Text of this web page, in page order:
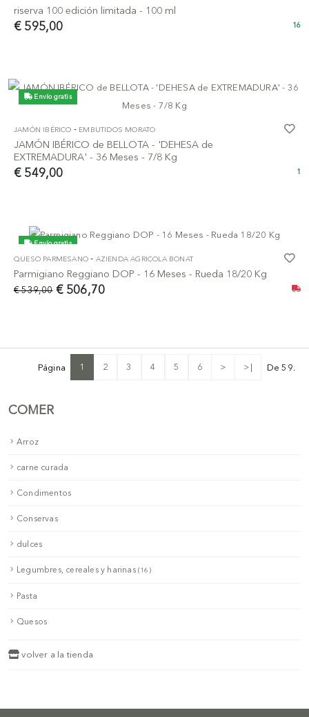
COMER
Arroz
carne curada
Condimentos
Conservas
dulces
Legumbres, cereales y harinas (16)
Pasta
Quesos
volver a la tienda
riserva 100 edición limitada - 100 ml
€ 595,00 16
Envío gratis
JAMÓN IBÉRICO - EMBUTIDOS MORATO
JAMÓN IBÉRICO de BELLOTA - 'DEHESA de
EXTREMADURA' - 36 Meses - 7/8 Kg
€ 549,00 1
Envío gratis
-6%
QUESO PARMESANO - AZIENDA AGRICOLA BONAT
Parmigiano Reggiano DOP - 16 Meses - Rueda 18/20 Kg
€ 506,70
€ 539,00
Página 1 2 3 4 5 6 > >| De 59.